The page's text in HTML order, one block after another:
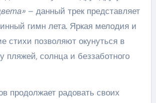
– данный трек представляет
гимн лета. Яркая мелодия и
стихи позволяют окунуться в
пляжей, солнца и беззаботного
продолжает радовать своих